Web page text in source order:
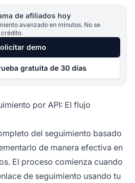
de afiliados hoy
avanzado en minutos. No se
demo
gratuita de 30 días
por API: El flujo
del seguimiento basado
de manera efectiva en
El proceso comienza cuando
de seguimiento usando tu